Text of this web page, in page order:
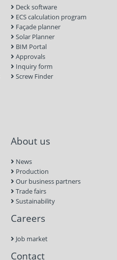
Deck software
ECS calculation program
Façade planner
Solar Planner
BIM Portal
Approvals
Inquiry form
Screw Finder
About us
News
Production
Our business partners
Trade fairs
Sustainability
Careers
Job market
Contact